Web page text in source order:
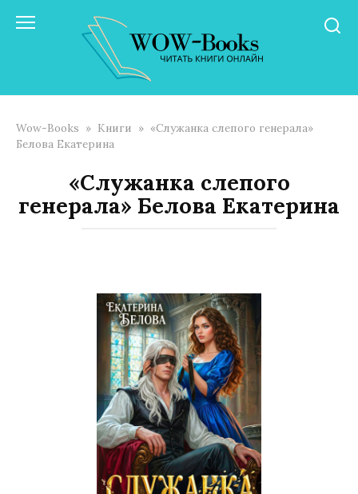
Wow-Books » Книги » «Служанка слепого генерала»
Белова Екатерина
«Служанка слепого
генерала» Белова Екатерина